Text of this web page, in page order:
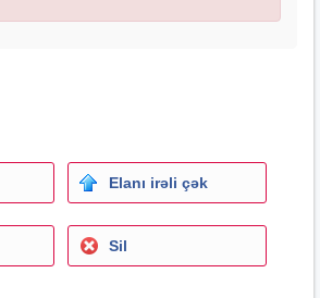
Elanı irəli çək
Sil